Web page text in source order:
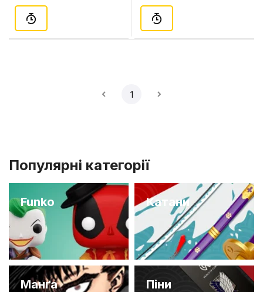
1
Популярні категорії
Funko Катани
Манґа Піни